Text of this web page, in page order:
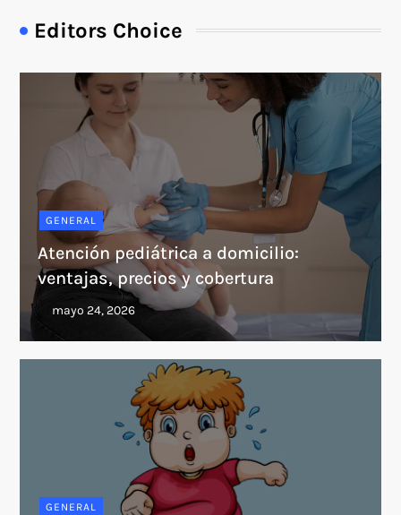
Editors Choice
GENERAL
Atención pediátrica a domicilio:
ventajas, precios y cobertura
GENERAL